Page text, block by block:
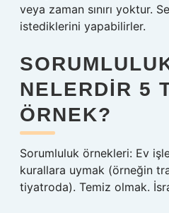
veya zaman sınırı yoktur.
istediklerini yapabilirler.
NELERDIR 5
ÖRNEK?
Sorumluluk örnekleri: Ev
kurallara uymak (örneğin
tiyatroda). Temiz olmak.